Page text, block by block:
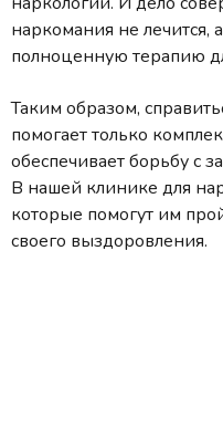
наркомания не лечится,
полноценную терапию
Таким образом,
помогает только
обеспечивает борьбу с
В нашей клинике для
которые помогут им
своего выздоровления.